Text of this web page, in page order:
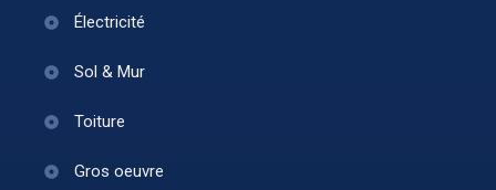
Électricité
Sol & Mur
Toiture
Gros oeuvre